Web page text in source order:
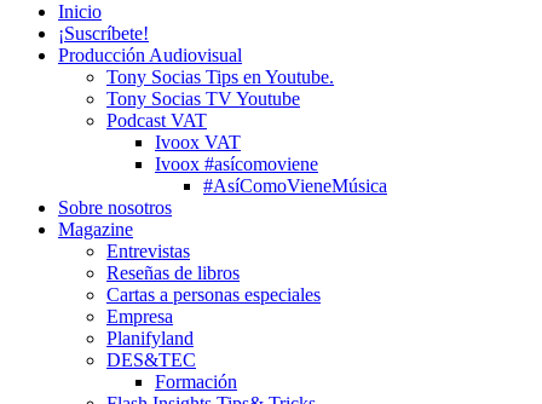
campo
búsqueda
Inicio
¡Suscríbete!
Producción Audiovisual
Tony Socias Tips en Youtube.
Tony Socias TV Youtube
Podcast VAT
Ivoox VAT
Ivoox #asícomoviene
#AsíComoVieneMúsica
Sobre nosotros
Magazine
Entrevistas
Reseñas de libros
Cartas a personas especiales
Empresa
Planifyland
DES&TEC
Formación